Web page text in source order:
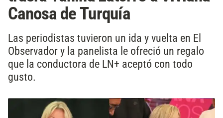
Canosa de Turquía
Las periodistas tuvieron un ida y vuelta en El
Observador y la panelista le ofreció un regalo
que la conductora de LN+ aceptó con todo
gusto.